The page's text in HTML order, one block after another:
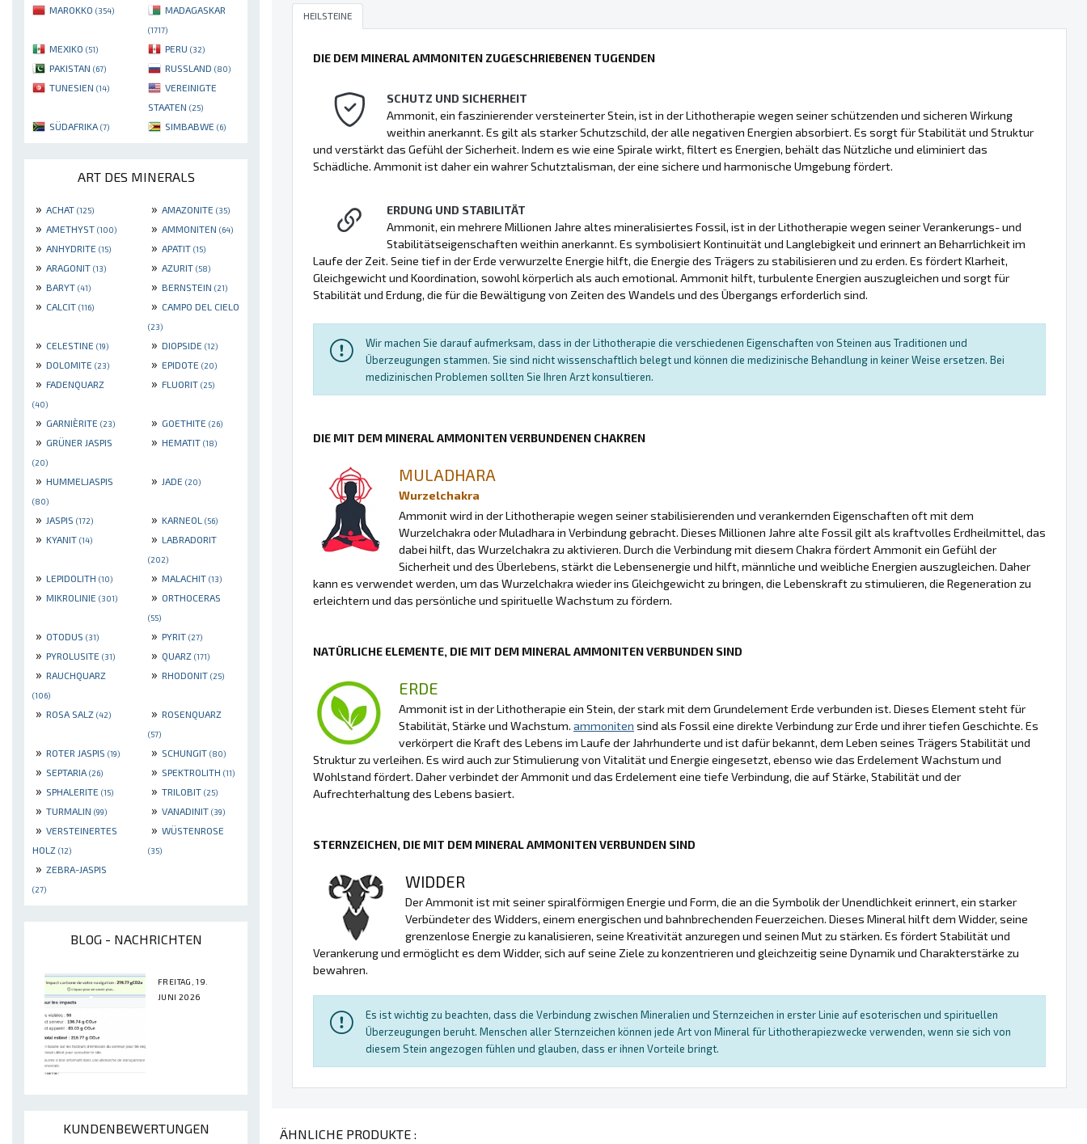
MAROKKO (354) MADAGASKAR
(1717)
MEXIKO (51) PERU (32)
PAKISTAN (67) RUSSLAND (80)
TUNESIEN (14)
VEREINIGTE
STAATEN (25)
SÜDAFRIKA (7) SIMBABWE (6)
ART DES MINERALS
» ACHAT (125) » AMAZONITE (35)
» AMETHYST (100) » AMMONITEN (64)
» ANHYDRITE (15) » APATIT (15)
» ARAGONIT (13) » AZURIT (58)
» BARYT (41) » BERNSTEIN (21)
» CALCIT (116) » CAMPO DEL CIELO
(23)
» CELESTINE (19) » DIOPSIDE (12)
» DOLOMITE (23) » EPIDOTE (20)
» FADENQUARZ
(40)
» FLUORIT (25)
» GARNIÈRITE (23) » GOETHITE (26)
» GRÜNER JASPIS
(20)
» HEMATIT (18)
» HUMMELJASPIS
(80)
» JADE (20)
» JASPIS (172) » KARNEOL (56)
» KYANIT (14) » LABRADORIT
(202)
» LEPIDOLITH (10) » MALACHIT (13)
» MIKROLINIE (301) » ORTHOCERAS
(55)
» OTODUS (31) » PYRIT (27)
» PYROLUSITE (31) » QUARZ (171)
» RAUCHQUARZ
(106)
» RHODONIT (25)
» ROSA SALZ (42) » ROSENQUARZ
(57)
» ROTER JASPIS (19) » SCHUNGIT (80)
» SEPTARIA (26) » SPEKTROLITH (11)
» SPHALERITE (15) » TRILOBIT (25)
» TURMALIN (99) » VANADINIT (39)
» VERSTEINERTES
HOLZ (12)
» WÜSTENROSE
(35)
» ZEBRA-JASPIS
(27)
BLOG - NACHRICHTEN
FREITAG, 19.
JUNI 2026
KUNDENBEWERTUNGEN
HEILSTEINE
DIE DEM MINERAL AMMONITEN ZUGESCHRIEBENEN TUGENDEN
SCHUTZ UND SICHERHEIT
Ammonit, ein faszinierender versteinerter Stein, ist in der Lithotherapie wegen seiner schützenden und sicheren Wirkung
weithin anerkannt. Es gilt als starker Schutzschild, der alle negativen Energien absorbiert. Es sorgt für Stabilität und Struktur
und verstärkt das Gefühl der Sicherheit. Indem es wie eine Spirale wirkt, filtert es Energien, behält das Nützliche und eliminiert das
Schädliche. Ammonit ist daher ein wahrer Schutztalisman, der eine sichere und harmonische Umgebung fördert.
ERDUNG UND STABILITÄT
Ammonit, ein mehrere Millionen Jahre altes mineralisiertes Fossil, ist in der Lithotherapie wegen seiner Verankerungs- und
Stabilitätseigenschaften weithin anerkannt. Es symbolisiert Kontinuität und Langlebigkeit und erinnert an Beharrlichkeit im
Laufe der Zeit. Seine tief in der Erde verwurzelte Energie hilft, die Energie des Trägers zu stabilisieren und zu erden. Es fördert Klarheit,
Gleichgewicht und Koordination, sowohl körperlich als auch emotional. Ammonit hilft, turbulente Energien auszugleichen und sorgt für
Stabilität und Erdung, die für die Bewältigung von Zeiten des Wandels und des Übergangs erforderlich sind.
Wir machen Sie darauf aufmerksam, dass in der Lithotherapie die verschiedenen Eigenschaften von Steinen aus Traditionen und
Überzeugungen stammen. Sie sind nicht wissenschaftlich belegt und können die medizinische Behandlung in keiner Weise ersetzen. Bei
medizinischen Problemen sollten Sie Ihren Arzt konsultieren.
DIE MIT DEM MINERAL AMMONITEN VERBUNDENEN CHAKREN
MULADHARA
Wurzelchakra
Ammonit wird in der Lithotherapie wegen seiner stabilisierenden und verankernden Eigenschaften oft mit dem
Wurzelchakra oder Muladhara in Verbindung gebracht. Dieses Millionen Jahre alte Fossil gilt als kraftvolles Erdheilmittel, das
dabei hilft, das Wurzelchakra zu aktivieren. Durch die Verbindung mit diesem Chakra fördert Ammonit ein Gefühl der
Sicherheit und des Überlebens, stärkt die Lebensenergie und hilft, männliche und weibliche Energien auszugleichen. Daher
kann es verwendet werden, um das Wurzelchakra wieder ins Gleichgewicht zu bringen, die Lebenskraft zu stimulieren, die Regeneration zu
erleichtern und das persönliche und spirituelle Wachstum zu fördern.
NATÜRLICHE ELEMENTE, DIE MIT DEM MINERAL AMMONITEN VERBUNDEN SIND
ERDE
Ammonit ist in der Lithotherapie ein Stein, der stark mit dem Grundelement Erde verbunden ist. Dieses Element steht für
Stabilität, Stärke und Wachstum. ammoniten sind als Fossil eine direkte Verbindung zur Erde und ihrer tiefen Geschichte. Es
verkörpert die Kraft des Lebens im Laufe der Jahrhunderte und ist dafür bekannt, dem Leben seines Trägers Stabilität und
Struktur zu verleihen. Es wird auch zur Stimulierung von Vitalität und Energie eingesetzt, ebenso wie das Erdelement Wachstum und
Wohlstand fördert. Daher verbindet der Ammonit und das Erdelement eine tiefe Verbindung, die auf Stärke, Stabilität und der
Aufrechterhaltung des Lebens basiert.
STERNZEICHEN, DIE MIT DEM MINERAL AMMONITEN VERBUNDEN SIND
WIDDER
Der Ammonit ist mit seiner spiralförmigen Energie und Form, die an die Symbolik der Unendlichkeit erinnert, ein starker
Verbündeter des Widders, einem energischen und bahnbrechenden Feuerzeichen. Dieses Mineral hilft dem Widder, seine
grenzenlose Energie zu kanalisieren, seine Kreativität anzuregen und seinen Mut zu stärken. Es fördert Stabilität und
Verankerung und ermöglicht es dem Widder, sich auf seine Ziele zu konzentrieren und gleichzeitig seine Dynamik und Charakterstärke zu
bewahren.
Es ist wichtig zu beachten, dass die Verbindung zwischen Mineralien und Sternzeichen in erster Linie auf esoterischen und spirituellen
Überzeugungen beruht. Menschen aller Sternzeichen können jede Art von Mineral für Lithotherapiezwecke verwenden, wenn sie sich von
diesem Stein angezogen fühlen und glauben, dass er ihnen Vorteile bringt.
ÄHNLICHE PRODUKTE :